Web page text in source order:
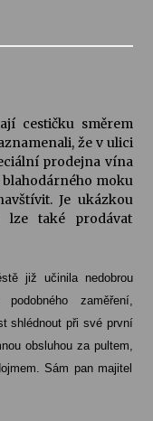
Quijotova
Kolchoz a
cestičku směrem
že v ulici
prodejna vína
moku
Je ukázkou
lze také prodávat
již učinila nedobrou
zaměření,
shlédnout při své první
obsluhou za pultem,
Sám pan majitel